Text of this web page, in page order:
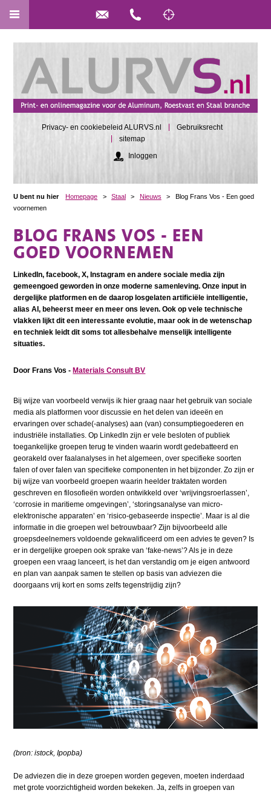
Privacy- en cookiebeleid ALURVS.nl
Gebruiksrecht
sitemap
Inloggen
U bent nu hier Homepage > Staal > Nieuws >
Blog Frans Vos - Een goed
voornemen
BLOG FRANS VOS - EEN
GOED VOORNEMEN
LinkedIn, facebook, X, Instagram en andere sociale media zijn
gemeengoed geworden in onze moderne samenleving. Onze input in
dergelijke platformen en de daarop losgelaten artificiële intelligentie,
alias AI, beheerst meer en meer ons leven. Ook op vele technische
vlakken lijkt dit een interessante evolutie, maar ook in de wetenschap
en techniek leidt dit soms tot allesbehalve menselijk intelligente
situaties.
Door Frans Vos - Materials Consult BV
Bij wijze van voorbeeld verwijs ik hier graag naar het gebruik van sociale
media als platformen voor discussie en het delen van ideeën en
ervaringen over schade(-analyses) aan (van) consumptiegoederen en
industriële installaties. Op LinkedIn zijn er vele besloten of publiek
toegankelijke groepen terug te vinden waarin wordt gedebatteerd en
georakeld over faalanalyses in het algemeen, over specifieke soorten
falen of over falen van specifieke componenten in het bijzonder. Zo zijn er
bij wijze van voorbeeld groepen waarin heelder traktaten worden
geschreven en filosofieën worden ontwikkeld over ‘wrijvingsroerlassen’,
‘corrosie in maritieme omgevingen’, ‘storingsanalyse van micro-
elektronische apparaten’ en‘risico-gebaseerde inspectie’. Maar is al die
informatie in die groepen wel betrouwbaar? Zijn bijvoorbeeld alle
groepsdeelnemers voldoende gekwalificeerd om een advies te geven? Is
er in dergelijke groepen ook sprake van ‘fake-news’? Als je in deze
groepen een vraag lanceert, is het dan verstandig om je eigen antwoord
en plan van aanpak samen te stellen op basis van adviezen die
doorgaans vrij kort en soms zelfs tegenstrijdig zijn?
(bron: istock, Ipopba)
De adviezen die in deze groepen worden gegeven, moeten inderdaad
met grote voorzichtigheid worden bekeken. Ja, zelfs in groepen van